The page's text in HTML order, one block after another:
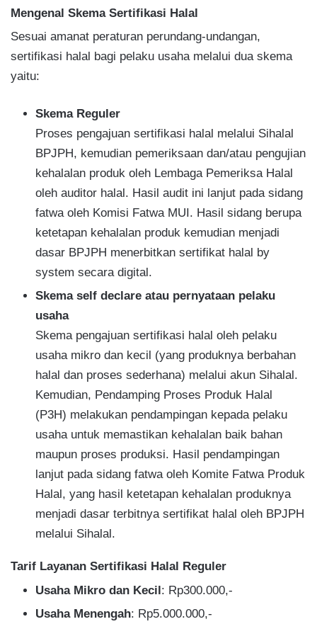
Mengenal Skema Sertifikasi Halal
Sesuai amanat peraturan perundang-undangan,
sertifikasi halal bagi pelaku usaha melalui dua skema
yaitu:
Skema Reguler
Proses pengajuan sertifikasi halal melalui Sihalal
BPJPH, kemudian pemeriksaan dan/atau pengujian
kehalalan produk oleh Lembaga Pemeriksa Halal
oleh auditor halal. Hasil audit ini lanjut pada sidang
fatwa oleh Komisi Fatwa MUI. Hasil sidang berupa
ketetapan kehalalan produk kemudian menjadi
dasar BPJPH menerbitkan sertifikat halal by
system secara digital.
Skema self declare atau pernyataan pelaku
usaha
Skema pengajuan sertifikasi halal oleh pelaku
usaha mikro dan kecil (yang produknya berbahan
halal dan proses sederhana) melalui akun Sihalal.
Kemudian, Pendamping Proses Produk Halal
(P3H) melakukan pendampingan kepada pelaku
usaha untuk memastikan kehalalan baik bahan
maupun proses produksi. Hasil pendampingan
lanjut pada sidang fatwa oleh Komite Fatwa Produk
Halal, yang hasil ketetapan kehalalan produknya
menjadi dasar terbitnya sertifikat halal oleh BPJPH
melalui Sihalal.
Tarif Layanan Sertifikasi Halal Reguler
Usaha Mikro dan Kecil: Rp300.000,-
Usaha Menengah: Rp5.000.000,-